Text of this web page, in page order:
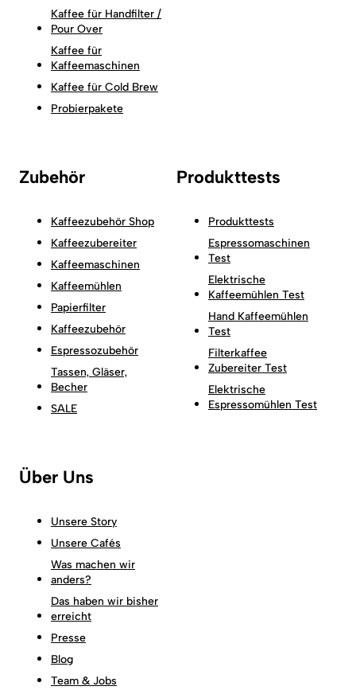
Kaffee für Handfilter /
Pour Over
Kaffee für
Kaffeemaschinen
Kaffee für Cold Brew
Probierpakete
Zubehör
Kaffeezubehör Shop
Kaffeezubereiter
Kaffeemaschinen
Kaffeemühlen
Papierfilter
Kaffeezubehör
Espressozubehör
Tassen, Gläser,
Becher
SALE
Produkttests
Produkttests
Espressomaschinen
Test
Elektrische
Kaffeemühlen Test
Hand Kaffeemühlen
Test
Filterkaffee
Zubereiter Test
Elektrische
Espressomühlen Test
Über Uns
Unsere Story
Unsere Cafés
Was machen wir
anders?
Das haben wir bisher
erreicht
Presse
Blog
Team & Jobs